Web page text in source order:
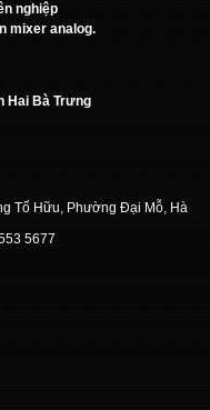
nghiệp
mixer analog.
Hai Bà Trưng
Tố Hữu, Phường Đại Mỗ, Hà
5677